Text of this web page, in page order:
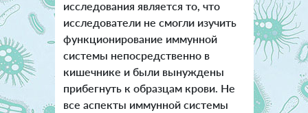
исследования является то, что
исследователи не смогли изучить
функционирование иммунной
системы непосредственно в
кишечнике и были вынуждены
прибегнуть к образцам крови. Не
все аспекты иммунной системы